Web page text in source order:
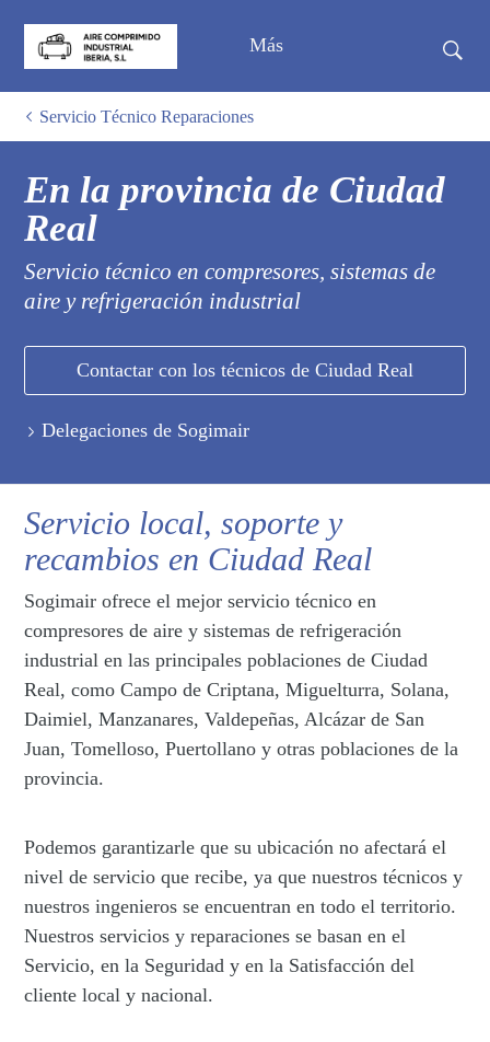
Más
Servicio Técnico Reparaciones
En la provincia de Ciudad
Real
Servicio técnico en compresores, sistemas de
aire y refrigeración industrial
Contactar con los técnicos de Ciudad Real
Delegaciones de Sogimair
Servicio local, soporte y
recambios en Ciudad Real
Sogimair ofrece el mejor servicio técnico en
compresores de aire y sistemas de refrigeración
industrial en las principales poblaciones de Ciudad
Real, como Campo de Criptana, Miguelturra, Solana,
Daimiel, Manzanares, Valdepeñas, Alcázar de San
Juan, Tomelloso, Puertollano y otras poblaciones de la
provincia.
Podemos garantizarle que su ubicación no afectará el
nivel de servicio que recibe, ya que nuestros técnicos y
nuestros ingenieros se encuentran en todo el territorio.
Nuestros servicios y reparaciones se basan en el
Servicio, en la Seguridad y en la Satisfacción del
cliente local y nacional.